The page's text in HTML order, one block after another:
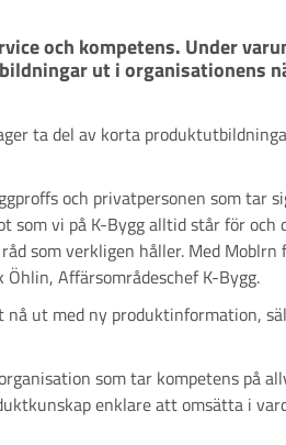
och kompetens. Under
ut i organisationens
ta del av korta
och privatpersonen som tar
som vi på K-Bygg alltid står för och
som verkligen håller. Med
Affärsområdeschef K-Bygg.
ut med ny produktinformation,
som tar kompetens på
enklare att omsätta i